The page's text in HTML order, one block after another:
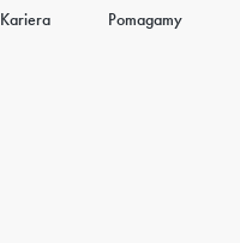
Kariera Pomagamy